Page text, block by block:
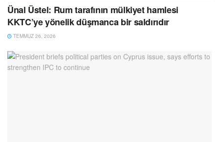
Ünal Üstel: Rum tarafının mülkiyet hamlesi
KKTC’ye yönelik düşmanca bir saldırıdır
TEMMUZ 26, 2026